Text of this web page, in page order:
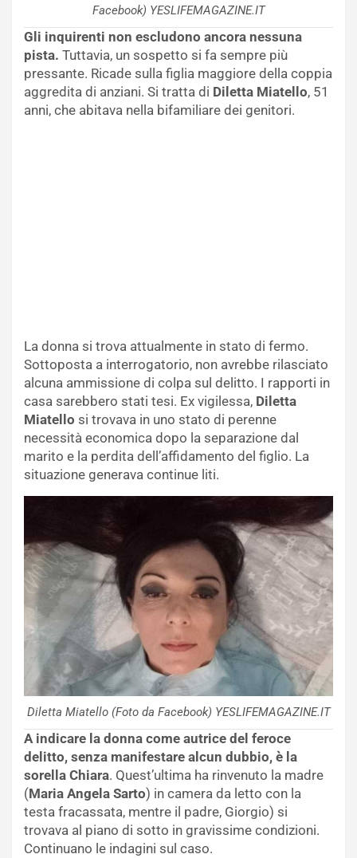
Facebook) YESLIFEMAGAZINE.IT
Gli inquirenti non escludono ancora nessuna
pista. Tuttavia, un sospetto si fa sempre più
pressante. Ricade sulla figlia maggiore della coppia
aggredita di anziani. Si tratta di Diletta Miatello, 51
anni, che abitava nella bifamiliare dei genitori.
La donna si trova attualmente in stato di fermo.
Sottoposta a interrogatorio, non avrebbe rilasciato
alcuna ammissione di colpa sul delitto. I rapporti in
casa sarebbero stati tesi. Ex vigilessa, Diletta
Miatello si trovava in uno stato di perenne
necessità economica dopo la separazione dal
marito e la perdita dell’affidamento del figlio. La
situazione generava continue liti.
Diletta Miatello (Foto da Facebook) YESLIFEMAGAZINE.IT
A indicare la donna come autrice del feroce
delitto, senza manifestare alcun dubbio, è la
sorella Chiara. Quest’ultima ha rinvenuto la madre
(Maria Angela Sarto) in camera da letto con la
testa fracassata, mentre il padre, Giorgio) si
trovava al piano di sotto in gravissime condizioni.
Continuano le indagini sul caso.